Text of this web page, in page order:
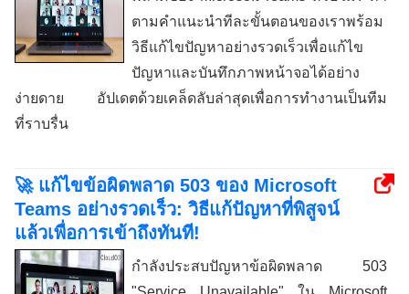
ตามคำแนะนำทีละขั้นตอนของเราพร้อม
วิธีแก้ไขปัญหาอย่างรวดเร็วเพื่อแก้ไข
ปัญหาและบันทึกภาพหน้าจอได้อย่าง
ง่ายดาย อัปเดตด้วยเคล็ดลับล่าสุดเพื่อการทำงานเป็นทีม
ที่ราบรื่น
🚀 แก้ไขข้อผิดพลาด 503 ของ Microsoft
Teams อย่างรวดเร็ว: วิธีแก้ปัญหาที่พิสูจน์
แล้วเพื่อการเข้าถึงทันที!
กำลังประสบปัญหาข้อผิดพลาด 503